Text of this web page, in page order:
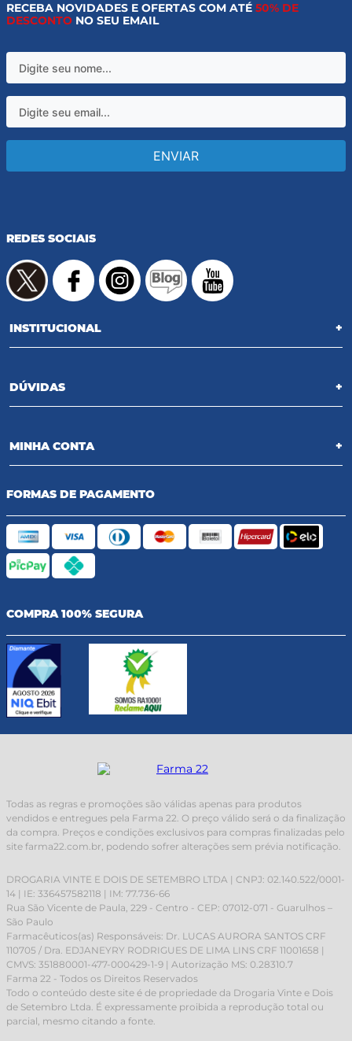
RECEBA NOVIDADES E OFERTAS COM ATÉ 50% DE
DESCONTO NO SEU EMAIL
ENVIAR
REDES SOCIAIS
INSTITUCIONAL +
DÚVIDAS +
MINHA CONTA +
FORMAS DE PAGAMENTO
COMPRA 100% SEGURA
Todas as regras e promoções são válidas apenas para produtos
vendidos e entregues pela Farma 22. O preço válido será o da finalização
da compra. Preços e condições exclusivos para compras finalizadas pelo
site farma22.com.br, podendo sofrer alterações sem prévia notificação.
DROGARIA VINTE E DOIS DE SETEMBRO LTDA | CNPJ: 02.140.522/0001-
14 | IE: 336457582118 | IM: 77.736-66
Rua São Vicente de Paula, 229 - Centro - CEP: 07012-071 - Guarulhos –
São Paulo
Farmacêuticos(as) Responsáveis: Dr. LUCAS AURORA SANTOS CRF
110705 / Dra. EDJANEYRY RODRIGUES DE LIMA LINS CRF 11001658 |
CMVS: 351880001-477-000429-1-9 | Autorização MS: 0.28310.7
Farma 22 - Todos os Direitos Reservados
Todo o conteúdo deste site é de propriedade da Drogaria Vinte e Dois
de Setembro Ltda. É expressamente proibida a reprodução total ou
parcial, mesmo citando a fonte.